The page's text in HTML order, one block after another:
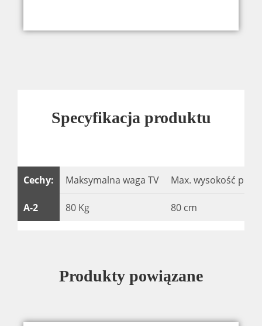
Specyfikacja produktu
Cechy:
A-2
Maksymalna waga TV
80 Kg
Max. wysokość
80 cm
Produkty powiązane